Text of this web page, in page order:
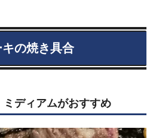
の焼き具合
ミディアムがおすすめ